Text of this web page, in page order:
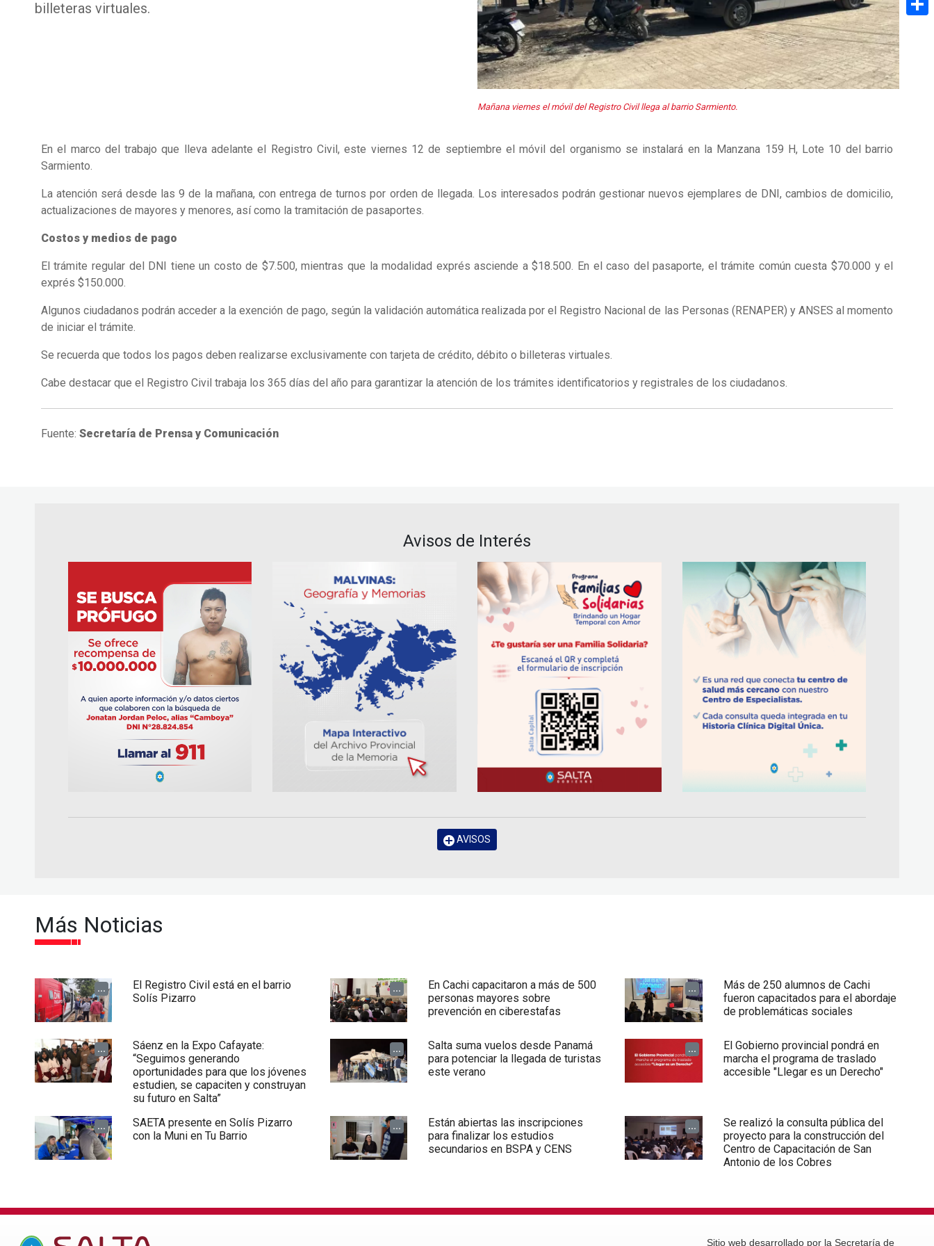
billeteras virtuales.
Mañana viernes el móvil del Registro Civil llega al barrio Sarmiento.
En el marco del trabajo que lleva adelante el Registro Civil, este viernes 12 de septiembre el móvil del organismo se instalará en la Manzana 159 H, Lote 10 del barrio
Sarmiento.
La atención será desde las 9 de la mañana, con entrega de turnos por orden de llegada. Los interesados podrán gestionar nuevos ejemplares de DNI, cambios de domicilio,
actualizaciones de mayores y menores, así como la tramitación de pasaportes.
Costos y medios de pago
El trámite regular del DNI tiene un costo de $7.500, mientras que la modalidad exprés asciende a $18.500. En el caso del pasaporte, el trámite común cuesta $70.000 y el
exprés $150.000.
Algunos ciudadanos podrán acceder a la exención de pago, según la validación automática realizada por el Registro Nacional de las Personas (RENAPER) y ANSES al momento
de iniciar el trámite.
Se recuerda que todos los pagos deben realizarse exclusivamente con tarjeta de crédito, débito o billeteras virtuales.
Cabe destacar que el Registro Civil trabaja los 365 días del año para garantizar la atención de los trámites identificatorios y registrales de los ciudadanos.
Fuente: Secretaría de Prensa y Comunicación
Avisos de Interés
AVISOS
Más Noticias
...
El Registro Civil está en el barrio
Solís Pizarro
...
En Cachi capacitaron a más de 500
personas mayores sobre
prevención en ciberestafas
...
Más de 250 alumnos de Cachi
fueron capacitados para el abordaje
de problemáticas sociales
...
Sáenz en la Expo Cafayate:
“Seguimos generando
oportunidades para que los jóvenes
estudien, se capaciten y construyan
su futuro en Salta”
...
Salta suma vuelos desde Panamá
para potenciar la llegada de turistas
este verano
...
El Gobierno provincial pondrá en
marcha el programa de traslado
accesible "Llegar es un Derecho"
...
SAETA presente en Solís Pizarro
con la Muni en Tu Barrio
...
Están abiertas las inscripciones
para finalizar los estudios
secundarios en BSPA y CENS
...
Se realizó la consulta pública del
proyecto para la construcción del
Centro de Capacitación de San
Antonio de los Cobres
Sitio web desarrollado por la Secretaría de